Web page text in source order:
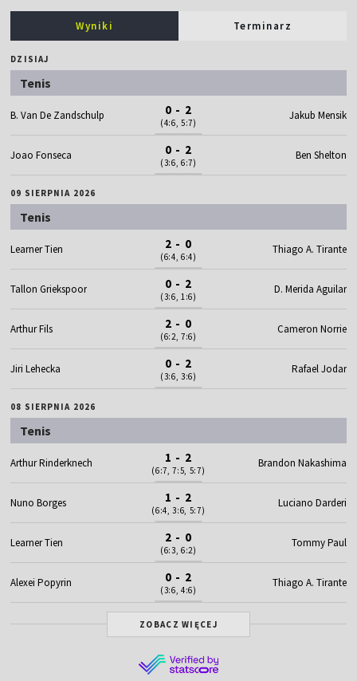
Wyniki Terminarz
DZISIAJ
Tenis
B. Van De Zandschulp 0 - 2
(4:6, 5:7)
Jakub Mensik
Joao Fonseca 0 - 2
(3:6, 6:7)
Ben Shelton
09 SIERPNIA 2026
Tenis
Learner Tien 2 - 0
(6:4, 6:4)
Thiago A. Tirante
Tallon Griekspoor 0 - 2
(3:6, 1:6)
D. Merida Aguilar
Arthur Fils 2 - 0
(6:2, 7:6)
Cameron Norrie
Jiri Lehecka 0 - 2
(3:6, 3:6)
Rafael Jodar
08 SIERPNIA 2026
Tenis
Arthur Rinderknech 1 - 2
(6:7, 7:5, 5:7)
Brandon Nakashima
Nuno Borges 1 - 2
(6:4, 3:6, 5:7)
Luciano Darderi
Learner Tien 2 - 0
(6:3, 6:2)
Tommy Paul
Alexei Popyrin 0 - 2
(3:6, 4:6)
Thiago A. Tirante
ZOBACZ WIĘCEJ